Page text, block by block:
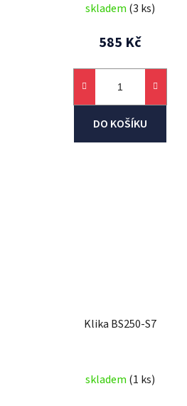
skladem (3 ks)
585 Kč
DO KOŠÍKU
Klika BS250-S7
skladem (1 ks)